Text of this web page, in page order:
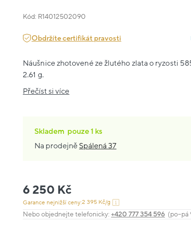
Kód: R14012502090
Obdržíte certifikát pravosti
Náušnice zhotovené ze žlutého zlata o ryzosti
2.61 g.
Přečíst si více
Skladem pouze1 ks
Na prodejně Spálená 37
6 250 Kč
Garance nejnižší ceny:2 395 Kč/g
Nebo objednejte telefonicky:+420 777 354 596 (po–pá